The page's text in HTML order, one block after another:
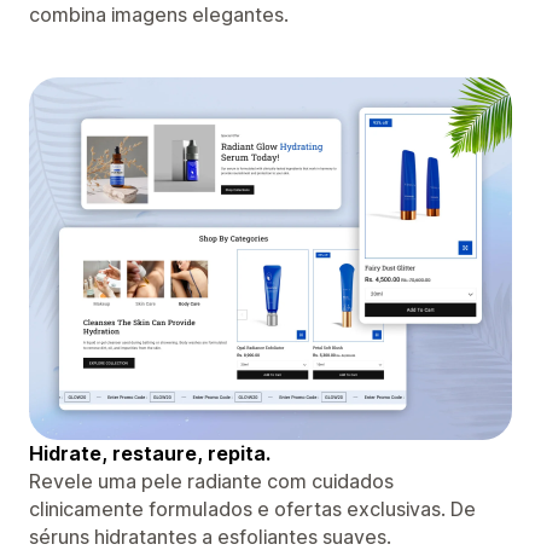
combina imagens elegantes.
Hidrate, restaure, repita.
Revele uma pele radiante com cuidados
clinicamente formulados e ofertas exclusivas. De
séruns hidratantes a esfoliantes suaves.